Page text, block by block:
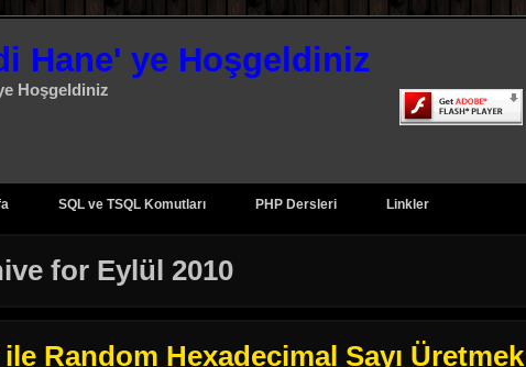
Hane' ye Hoşgeldiniz
Hoşgeldiniz
SQL ve TSQL Komutları PHP Dersleri Linkler
for Eylül 2010
ile Random Hexadecimal Sayı Üretmek